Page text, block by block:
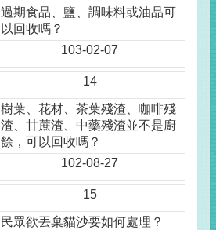
過期食品、鹽、調味料或油品可
以回收嗎？
103-02-07
14
樹葉、花材、茶葉殘渣、咖啡殘
渣、甘蔗渣、中藥殘渣並不是廚
餘，可以回收嗎？
102-08-27
15
民眾欲丟棄貓沙要如何處理？